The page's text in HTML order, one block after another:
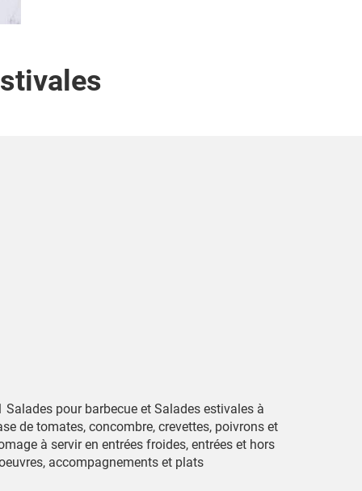
Salades pour barbecue et Salades estivales à
de tomates, concombre, crevettes, poivrons et
à servir en entrées froides, entrées et hors
accompagnements et plats